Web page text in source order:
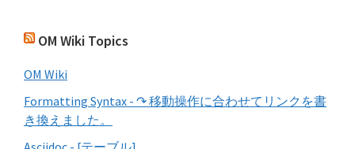
OM Wiki Topics
OM Wiki
Formatting Syntax - ↷ 移動操作に合わせてリンクを書
き換えました。